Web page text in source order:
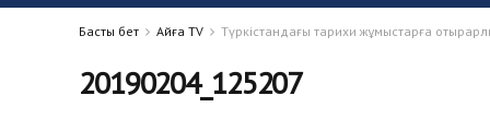
Басты бет Айғақ TV Түркістандағы тарихи жұмыстарға
20190204_125207